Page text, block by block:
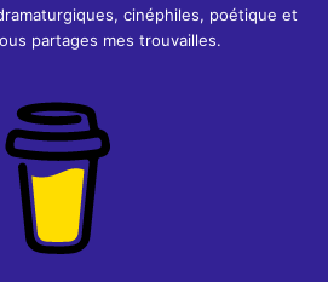
cinéphiles, poétique et
partages mes trouvailles.